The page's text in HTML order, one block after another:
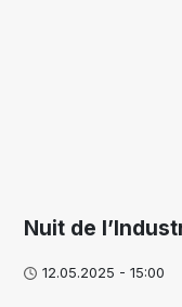
Nuit de
12.05.2025 - 15:00